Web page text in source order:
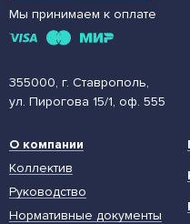
355000, г. Ставрополь,
ул. Пирогова 15/1, оф. 555
Мы принимаем к оплате
О компании
Коллектив
Руководство
Нормативные документы